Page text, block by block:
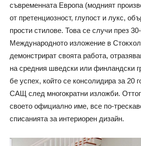
съвременната Европа (модният
от претенциозност, глупост и лукс,
прости стилове. Това се случи през
Международното изложение в
демонстрират своята работа,
на средния шведски или финландски
бе успех, който се консолидира за 20
САЩ след многократни изложби.
своето официално име, все по-
списанията за интериорен дизайн.